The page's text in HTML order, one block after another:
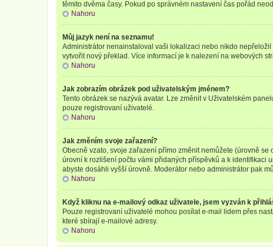
těmito dvěma časy. Pokud po správném nastavení čas pořád
Nahoru
Můj jazyk není na seznamu!
Administrátor nenainstaloval vaši lokalizaci nebo nikdo
vytvořit nový překlad. Více informací je k nalezení na webových
Nahoru
Jak zobrazím obrázek pod uživatelským jménem?
Tento obrázek se nazývá avatar. Lze změnit v Uživatelském
pouze registrovaní uživatelé.
Nahoru
Jak změním svoje zařazení?
Obecně vzato, svoje zařazení přímo změnit nemůžete (úrovně
úrovní k rozlišení počtu vámi přidaných příspěvků a k identifikaci
abyste dosáhli vyšší úrovně. Moderátor nebo administrátor pak
Nahoru
Když kliknu na e-mailový odkaz uživatele, jsem vyzván k
Pouze registrovaní uživatelé mohou posílat e-mail lidem přes
které sbírají e-mailové adresy.
Nahoru